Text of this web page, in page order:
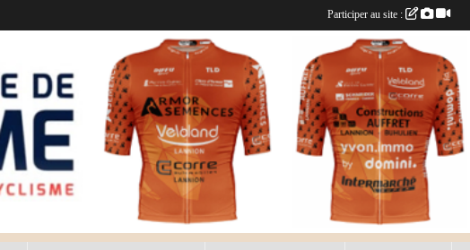
Participer au site :